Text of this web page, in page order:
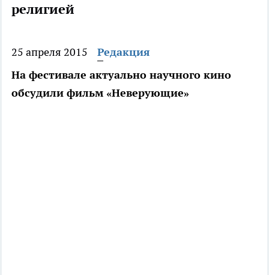
религией
25 апреля 2015
Редакция
На фестивале актуально научного кино
обсудили фильм «Неверующие»